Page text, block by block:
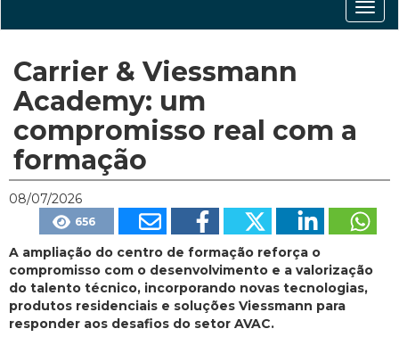
Carrier & Viessmann
Academy: um
compromisso real com a
formação
08/07/2026
656
A ampliação do centro de formação reforça o
compromisso com o desenvolvimento e a valorização
do talento técnico, incorporando novas tecnologias,
produtos residenciais e soluções Viessmann para
responder aos desafios do setor AVAC.